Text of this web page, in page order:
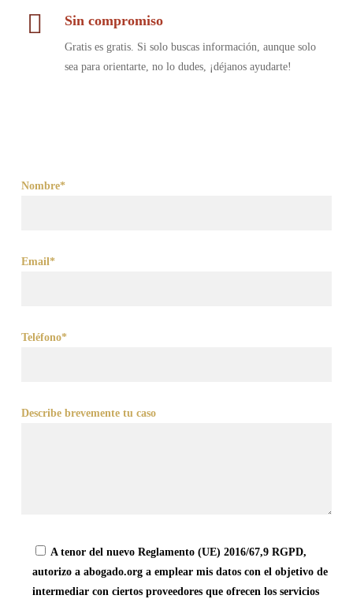
Sin compromiso
Gratis es gratis. Si solo buscas información, aunque solo
sea para orientarte, no lo dudes, ¡déjanos ayudarte!
Nombre*
Email*
Teléfono*
Describe brevemente tu caso
A tenor del nuevo Reglamento (UE) 2016/67,9 RGPD,
autorizo a abogado.org a emplear mis datos con el objetivo de
intermediar con ciertos proveedores que ofrecen los servicios